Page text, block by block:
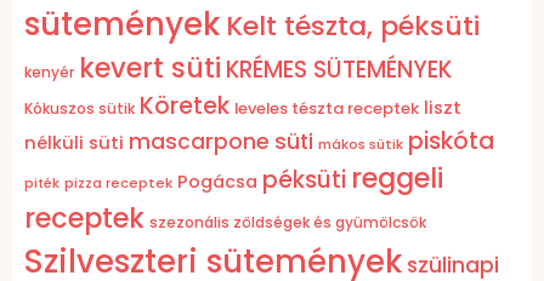
sütemények Kelt tészta, péksüti
kenyér kevert süti KRÉMES SÜTEMÉNYEK
Kókuszos sütik Köretek leveles tészta receptek liszt
nélküli süti mascarpone süti mákos sütik piskóta
piték pizza receptek Pogácsa péksüti reggeli
receptek szezonális zöldségek és gyümölcsök
Szilveszteri sütemények szülinapi